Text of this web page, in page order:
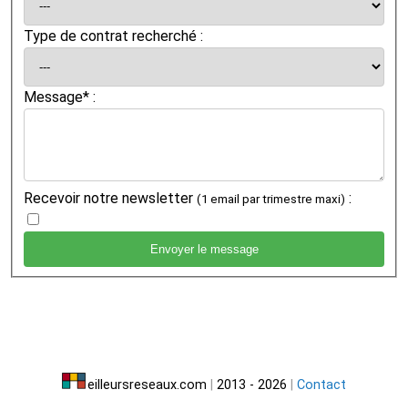
Type de contrat recherché :
Message* :
Recevoir notre newsletter (1 email par trimestre maxi) :
eilleursreseaux.com 2013 - 2026 Contact